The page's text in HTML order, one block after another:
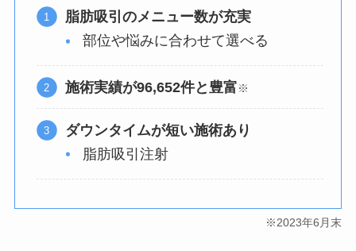
脂肪吸引のメニュー数が充実
部位や悩みに合わせて選べる
施術実績が96,652件と豊富※
ダウンタイムが短い施術あり
脂肪吸引注射
※2023年6月末